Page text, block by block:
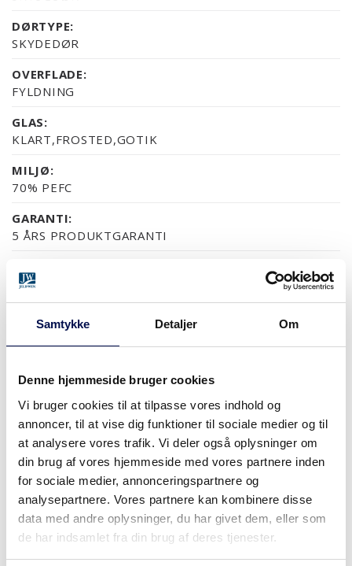
Samtykke Detaljer Om
Denne hjemmeside bruger cookies
Vi bruger cookies til at tilpasse vores indhold og
annoncer, til at vise dig funktioner til sociale medier og til
at analysere vores trafik. Vi deler også oplysninger om
din brug af vores hjemmeside med vores partnere inden
for sociale medier, annonceringspartnere og
analysepartnere. Vores partnere kan kombinere disse
data med andre oplysninger, du har givet dem, eller som
de har indsamlet fra din brug af deres tjenester.
DØRTYPE:
SKYDEDØR
OVERFLADE:
FYLDNING
GLAS:
KLART,FROSTED,GOTIK
MILJØ:
70% PEFC
GARANTI:
5 ÅRS PRODUKTGARANTI
OVERFLADER (9)
NCS S0502-YNCS S0500-NRAL 9010 NÆSTEN ALLE NCS S OG
MERE
MODULSTØRRELSER
HVOR KAN DET KØBES